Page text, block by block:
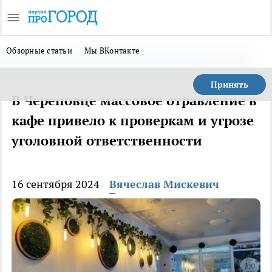
Обзорные статьи Мы ВКонтакте
Принять
В Череповце массовое отравление в
кафе привело к проверкам и угрозе
уголовной ответственности
16 сентября 2024 Вячеслав Мискевич